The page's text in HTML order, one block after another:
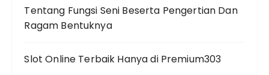
Tentang Fungsi Seni Beserta Pengertian Dan
Ragam Bentuknya
Slot Online Terbaik Hanya di Premium303